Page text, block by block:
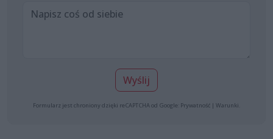
Wyślij
Formularz jest chroniony dzięki reCAPTCHA od Google: Prywatność | Warunki